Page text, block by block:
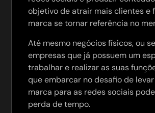
objetivo de atrair mais clientes e
marca se tornar referência no
Até mesmo negócios físicos, ou
empresas que já possuem um
trabalhar e realizar as suas
que embarcar no desafio de levar
marca para as redes sociais
perda de tempo.